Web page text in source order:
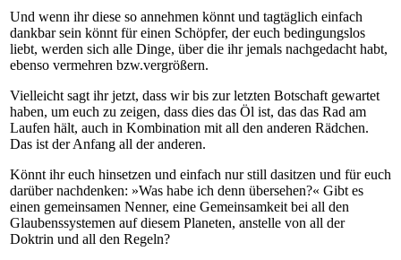
Und wenn ihr diese so annehmen könnt und tagtäglich einfach
dankbar sein könnt für einen Schöpfer, der euch bedingungslos
liebt, werden sich alle Dinge, über die ihr jemals nachgedacht habt,
ebenso vermehren bzw.vergrößern.
Vielleicht sagt ihr jetzt, dass wir bis zur letzten Botschaft gewartet
haben, um euch zu zeigen, dass dies das Öl ist, das das Rad am
Laufen hält, auch in Kombination mit all den anderen Rädchen.
Das ist der Anfang all der anderen.
Könnt ihr euch hinsetzen und einfach nur still dasitzen und für euch
darüber nachdenken: »Was habe ich denn übersehen?« Gibt es
einen gemeinsamen Nenner, eine Gemeinsamkeit bei all den
Glaubenssystemen auf diesem Planeten, anstelle von all der
Doktrin und all den Regeln?